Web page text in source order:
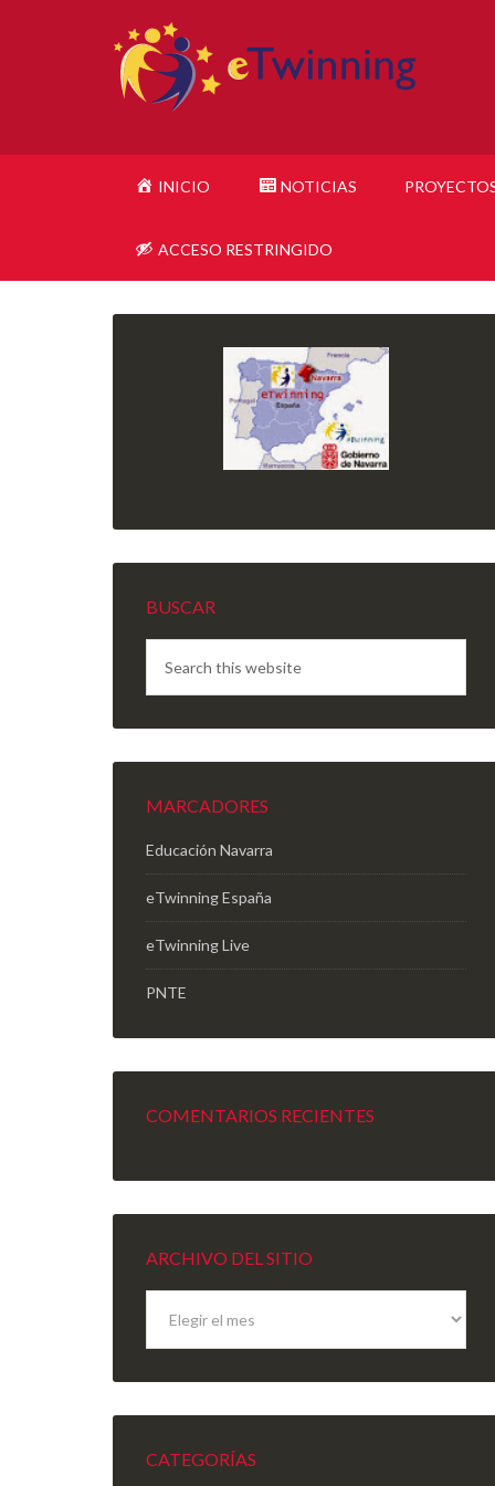
INICIO NOTICIAS
ACCESO RESTRINGIDO
BUSCAR
MARCADORES
Educación Navarra
eTwinning España
eTwinning Live
PNTE
COMENTARIOS RECIENTES
ARCHIVO DEL SITIO
sitio
CATEGORÍAS